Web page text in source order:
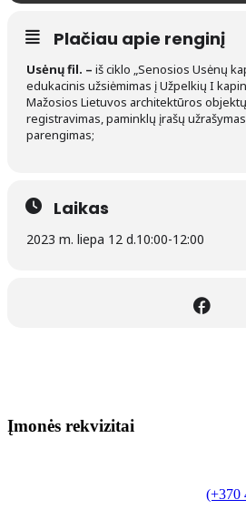
Plačiau apie renginį
Usėnų fil. – iš ciklo „Senosios Usėnų
edukacinis užsiėmimas į Užpelkių I
Mažosios Lietuvos architektūros
registravimas, paminklų įrašų
parengimas;
Laikas
2023 m. liepa 12 d.10:00-12:00
Įmonės rekvizitai
(+370